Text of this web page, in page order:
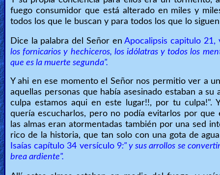
Bible
Questions
Something
Funny...
2nd
Page,
Older
Material
fuego consumidor que está alterado en miles y
todos los que le buscan y para todos los que lo
Dice la palabra del Señor enApocalipsis capitulo
los fornicarios y hechiceros, los idólatras y todos los
que es la muerte segunda".
Y ahi en ese momento el Señor nos permitio ver a
aquellas personas que había asesinado estaban a
culpa estamos aqui en este lugar!!, por tu culpa!".
quería escucharlos, pero no podía evitarlos por
las almas eran atormentadas también por una sed
rico de la historia, que tan solo con una gota de
Isaías capítulo 34 versículo 9:" y sus arrollos se
brea ardiente".